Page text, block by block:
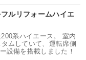
ルリフォームハイエ
系ハイエース。 室内
ムしていて、運転席側
設備を搭載しました！